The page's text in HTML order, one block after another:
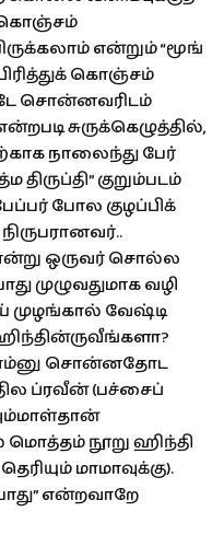
கொஞ்சம்
என்றும் “மூங்
கொஞ்சம்
சொன்னவரிடம்
சுருக்கெழுத்தில்,
நாலைந்து பேர்
திருப்தி” குறும்படம்
போல குழப்பிக்
ஒருவர் சொல்ல
முழுவதுமாக வழி
முழங்கால் வேஷ்டி
சொன்னதோட
ப்ரவீன் (பச்சைப்
மொத்தம் நூறு ஹிந்தி
மாமாவுக்கு).
என்றவாறே